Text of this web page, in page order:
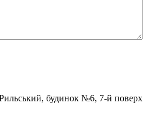
будинок №6, 7-й поверх